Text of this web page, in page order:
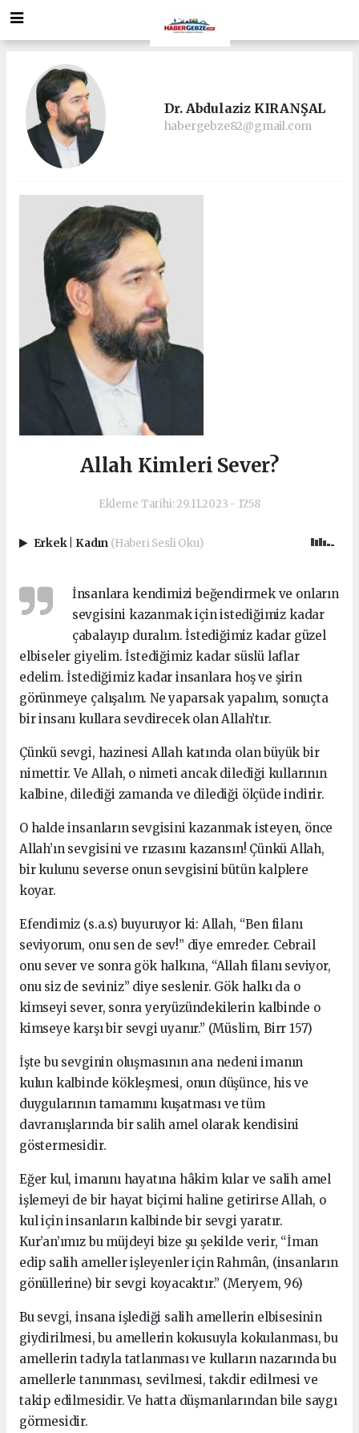
Dr. Abdulaziz KIRANŞAL
habergebze82@gmail.com
Allah Kimleri Sever?
Ekleme Tarihi: 29.11.2023 - 17:58
Erkek Kadın (Haberi Sesli Oku)
İnsanlara kendimizi beğendirmek ve onların
sevgisini kazanmak için istediğimiz kadar
çabalayıp duralım. İstediğimiz kadar güzel
elbiseler giyelim. İstediğimiz kadar süslü laflar
edelim. İstediğimiz kadar insanlara hoş ve şirin
görünmeye çalışalım. Ne yaparsak yapalım, sonuçta
bir insanı kullara sevdirecek olan Allah’tır.
Çünkü sevgi, hazinesi Allah katında olan büyük bir
nimettir. Ve Allah, o nimeti ancak dilediği kullarının
kalbine, dilediği zamanda ve dilediği ölçüde indirir.
O halde insanların sevgisini kazanmak isteyen, önce
Allah’ın sevgisini ve rızasını kazansın! Çünkü Allah,
bir kulunu severse onun sevgisini bütün kalplere
koyar.
Efendimiz (s.a.s) buyuruyor ki: Allah, “Ben filanı
seviyorum, onu sen de sev!” diye emreder. Cebrail
onu sever ve sonra gök halkına, “Allah filanı seviyor,
onu siz de seviniz” diye seslenir. Gök halkı da o
kimseyi sever, sonra yeryüzündekilerin kalbinde o
kimseye karşı bir sevgi uyanır.” (Müslim, Birr 157)
İşte bu sevginin oluşmasının ana nedeni imanın
kulun kalbinde kökleşmesi, onun düşünce, his ve
duygularının tamamını kuşatması ve tüm
davranışlarında bir salih amel olarak kendisini
göstermesidir.
Eğer kul, imanını hayatına hâkim kılar ve salih amel
işlemeyi de bir hayat biçimi haline getirirse Allah, o
kul için insanların kalbinde bir sevgi yaratır.
Kur’an’ımız bu müjdeyi bize şu şekilde verir, “İman
edip salih ameller işleyenler için Rahmân, (insanların
gönüllerine) bir sevgi koyacaktır.” (Meryem, 96)
Bu sevgi, insana işlediği salih amellerin elbisesinin
giydirilmesi, bu amellerin kokusuyla kokulanması, bu
amellerin tadıyla tatlanması ve kulların nazarında bu
amellerle tanınması, sevilmesi, takdir edilmesi ve
takip edilmesidir. Ve hatta düşmanlarından bile saygı
görmesidir.